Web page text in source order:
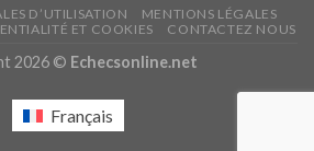
D’UTILISATION
MENTIONS LÉGALES
ET COOKIES
CONTACTEZ NOUS
2026 © Echecsonline.net
Français